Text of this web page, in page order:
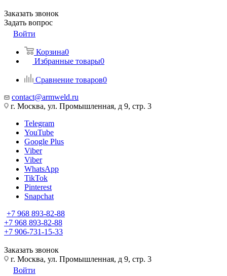
Заказать звонок
Задать вопрос
Войти
Корзина0
Избранные товары0
Сравнение товаров0
contact@armweld.ru
г. Москва, ул. Промышленная, д 9, стр. 3
Telegram
YouTube
Google Plus
Viber
Viber
WhatsApp
TikTok
Pinterest
Snapchat
+7 968 893-82-88
+7 968 893-82-88
+7 906-731-15-33
Заказать звонок
г. Москва, ул. Промышленная, д 9, стр. 3
Войти